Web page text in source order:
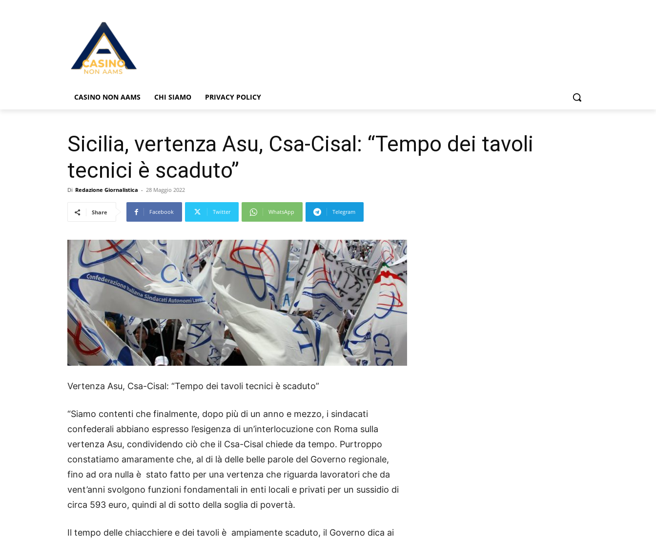
CASINO NON AAMS CHI SIAMO PRIVACY POLICY
Sicilia, vertenza Asu, Csa-Cisal: “Tempo dei tavoli
tecnici è scaduto”
Di Redazione Giornalistica - 28 Maggio 2022
Share Facebook Twitter WhatsApp Telegram
Vertenza Asu, Csa-Cisal: “Tempo dei tavoli tecnici è scaduto”
“Siamo contenti che finalmente, dopo più di un anno e mezzo, i sindacati
confederali abbiano espresso l’esigenza di un’interlocuzione con Roma sulla
vertenza Asu, condividendo ciò che il Csa-Cisal chiede da tempo. Purtroppo
constatiamo amaramente che, al di là delle belle parole del Governo regionale,
fino ad ora nulla è stato fatto per una vertenza che riguarda lavoratori che da
vent’anni svolgono funzioni fondamentali in enti locali e privati per un sussidio di
circa 593 euro, quindi al di sotto della soglia di povertà.
Il tempo delle chiacchiere e dei tavoli è ampiamente scaduto, il Governo dica ai